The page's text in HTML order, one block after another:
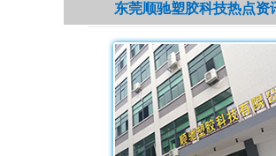
东莞顺驰塑胶科技热点资